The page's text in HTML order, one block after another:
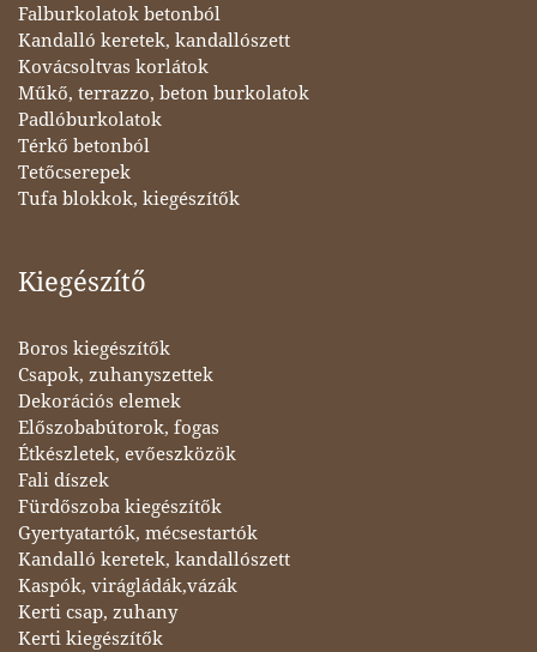
Falburkolatok betonból
Kandalló keretek, kandallószett
Kovácsoltvas korlátok
Műkő, terrazzo, beton burkolatok
Padlóburkolatok
Térkő betonból
Tetőcserepek
Tufa blokkok, kiegészítők
Kiegészítő
Boros kiegészítők
Csapok, zuhanyszettek
Dekorációs elemek
Előszobabútorok, fogas
Étkészletek, evőeszközök
Fali díszek
Fürdőszoba kiegészítők
Gyertyatartók, mécsestartók
Kandalló keretek, kandallószett
Kaspók, virágládák,vázák
Kerti csap, zuhany
Kerti kiegészítők